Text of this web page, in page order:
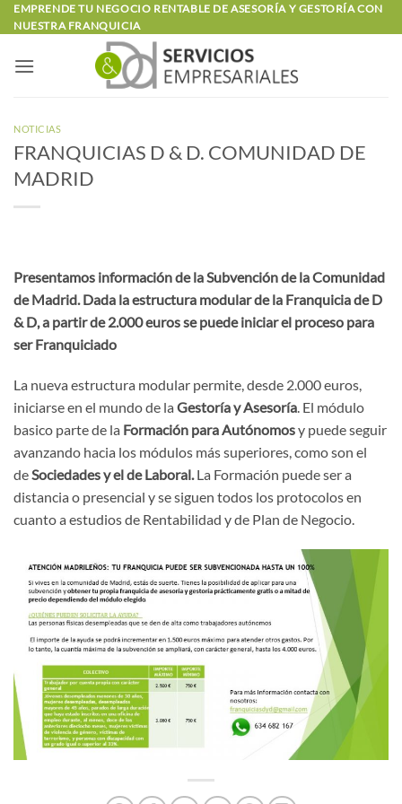
Saltar
al
EMPRENDE TU NEGOCIO RENTABLE DE ASESORÍA Y GESTORÍA CON
NUESTRA FRANQUICIA
NOTICIAS
FRANQUICIAS D & D. COMUNIDAD DE
MADRID
Presentamos información de la Subvención de la Comunidad
de Madrid. Dada la estructura modular de la Franquicia de D
& D, a partir de 2.000 euros se puede iniciar el proceso para
ser Franquiciado
La nueva estructura modular permite, desde 2.000 euros,
iniciarse en el mundo de la Gestoría y Asesoría. El módulo
basico parte de la Formación para Autónomosy puede seguir
avanzando hacia los módulos más superiores, como son el
deSociedades y el de Laboral.La Formación puede ser a
distancia o presencial y se siguen todos los protocolos en
cuanto a estudios de Rentabilidad y de Plan de Negocio.